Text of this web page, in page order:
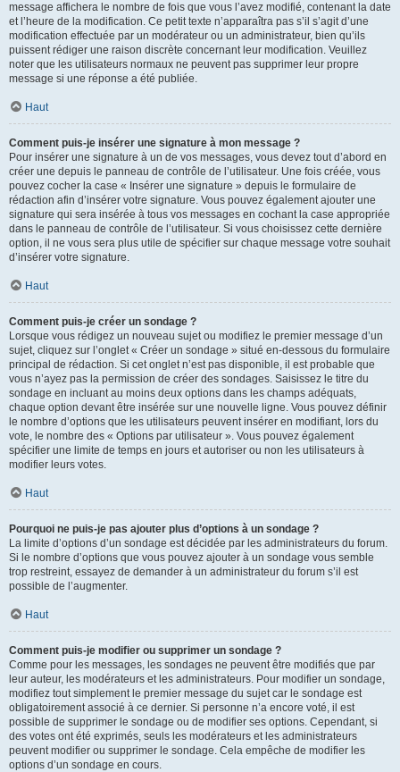
message affichera le nombre de fois que vous l’avez modifié, contenant la date
et l’heure de la modification. Ce petit texte n’apparaîtra pas s’il s’agit d’une
modification effectuée par un modérateur ou un administrateur, bien qu’ils
puissent rédiger une raison discrète concernant leur modification. Veuillez
noter que les utilisateurs normaux ne peuvent pas supprimer leur propre
message si une réponse a été publiée.
Haut
Comment puis-je insérer une signature à mon message ?
Pour insérer une signature à un de vos messages, vous devez tout d’abord en
créer une depuis le panneau de contrôle de l’utilisateur. Une fois créée, vous
pouvez cocher la case « Insérer une signature » depuis le formulaire de
rédaction afin d’insérer votre signature. Vous pouvez également ajouter une
signature qui sera insérée à tous vos messages en cochant la case appropriée
dans le panneau de contrôle de l’utilisateur. Si vous choisissez cette dernière
option, il ne vous sera plus utile de spécifier sur chaque message votre souhait
d’insérer votre signature.
Haut
Comment puis-je créer un sondage ?
Lorsque vous rédigez un nouveau sujet ou modifiez le premier message d’un
sujet, cliquez sur l’onglet « Créer un sondage » situé en-dessous du formulaire
principal de rédaction. Si cet onglet n’est pas disponible, il est probable que
vous n’ayez pas la permission de créer des sondages. Saisissez le titre du
sondage en incluant au moins deux options dans les champs adéquats,
chaque option devant être insérée sur une nouvelle ligne. Vous pouvez définir
le nombre d’options que les utilisateurs peuvent insérer en modifiant, lors du
vote, le nombre des « Options par utilisateur ». Vous pouvez également
spécifier une limite de temps en jours et autoriser ou non les utilisateurs à
modifier leurs votes.
Haut
Pourquoi ne puis-je pas ajouter plus d’options à un sondage ?
La limite d’options d’un sondage est décidée par les administrateurs du forum.
Si le nombre d’options que vous pouvez ajouter à un sondage vous semble
trop restreint, essayez de demander à un administrateur du forum s’il est
possible de l’augmenter.
Haut
Comment puis-je modifier ou supprimer un sondage ?
Comme pour les messages, les sondages ne peuvent être modifiés que par
leur auteur, les modérateurs et les administrateurs. Pour modifier un sondage,
modifiez tout simplement le premier message du sujet car le sondage est
obligatoirement associé à ce dernier. Si personne n’a encore voté, il est
possible de supprimer le sondage ou de modifier ses options. Cependant, si
des votes ont été exprimés, seuls les modérateurs et les administrateurs
peuvent modifier ou supprimer le sondage. Cela empêche de modifier les
options d’un sondage en cours.